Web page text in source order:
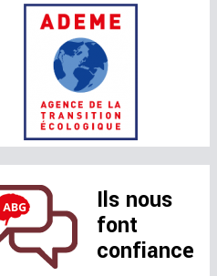
Ils nous
font
confiance